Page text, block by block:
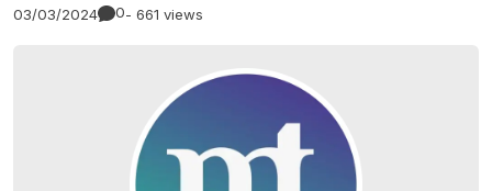
03/03/2024 0- 661 views